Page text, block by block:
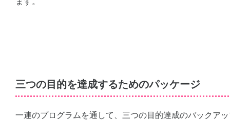
三つの目的を達成するためのパッケージ
一連のプログラムを通して、三つの目的達成のバックア